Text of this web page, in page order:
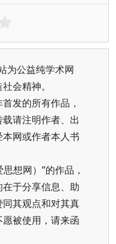
为公益纯学术网
会精神。
发的所有作品，
请注明作者、出
网或作者本人书
想网）”的作品，
于分享信息、助
其观点和对其真
被使用，请来函